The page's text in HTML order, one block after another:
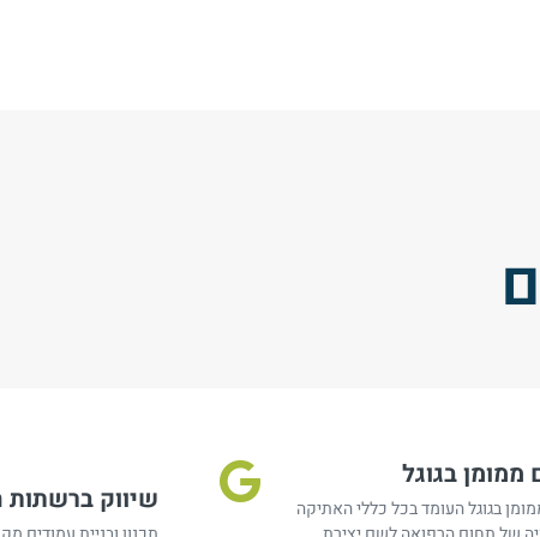
ממומן בגוגל
בגוגל העומד בכל כללי האתיקה
שיווק ברשתות